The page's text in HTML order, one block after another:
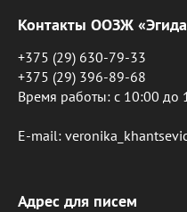
Контакты ООЗЖ
+375 (29) 630-79-33
+375 (29) 396-89-68
Время работы: c 10:00 до
E-mail:
Адрес для писем